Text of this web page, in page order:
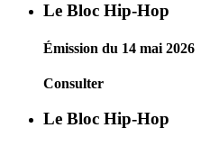
Le Bloc Hip-Hop
Émission du 14 mai 2026
Consulter
Le Bloc Hip-Hop